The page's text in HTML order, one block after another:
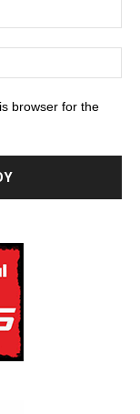
browser for the